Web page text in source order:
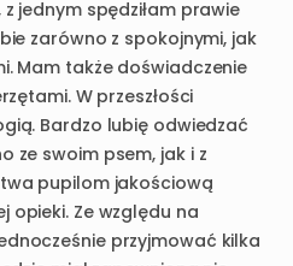
z jednym spędziłam prawie
zarówno z spokojnymi​,​ jak
Mam także doświadczenie
W przeszłości
Bardzo lubię odwiedzać
ze swoim psem​,​ jak i z
pupilom jakościową
opieki. Ze względu na
przyjmować kilka